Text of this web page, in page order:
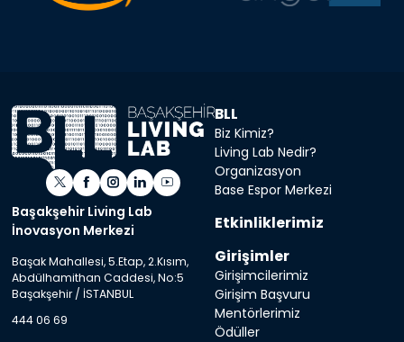
BLL
Biz Kimiz?
Living Lab Nedir?
Organizasyon
Base Espor Merkezi
Etkinliklerimiz
Girişimler
Girişimcilerimiz
Girişim Başvuru
Mentörlerimiz
Ödüller
Başakşehir Living Lab
İnovasyon Merkezi
Başak Mahallesi, 5.Etap, 2.Kısım,
Abdülhamithan Caddesi, No:5
Başakşehir / İSTANBUL
444 06 69